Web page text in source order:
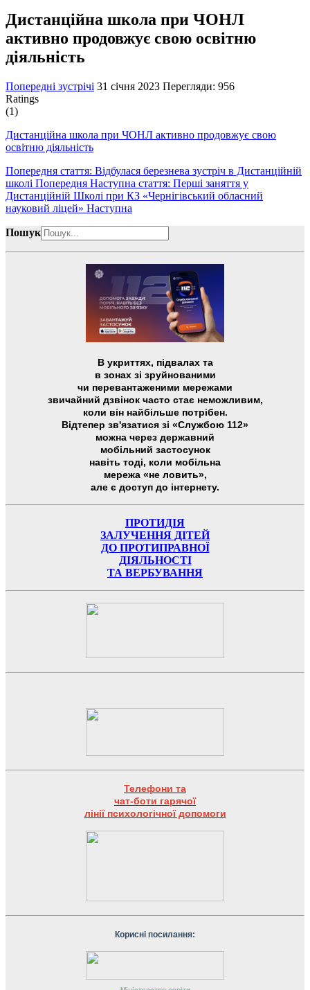
Дистанційна школа при ЧОНЛ
активно продовжує свою освітню
діяльність
Попередні зустрічі 31 січня 2023 Перегляди: 956
Ratings
(1)
Дистанційна школа при ЧОНЛ активно продовжує свою
освітню діяльність
Попередня стаття: Відбулася березнева зустріч в Дистанційній
школі Попередня Наступна стаття: Перші заняття у
Дистанційній Школі при КЗ «Чернігівський обласний
науковий ліцей» Наступна
Пошук
В укриттях, підвалах та
в зонах зі зруйнованими
чи перевантаженими мережами
звичайний дзвінок часто стає неможливим,
коли він найбільше потрібен.
Відтепер зв'язатися зі «Службою 112»
можна через державний
мобільний застосунок
навіть тоді, коли мобільна
мережа «не ловить»,
але є доступ до інтернету.
ПРОТИДІЯ
ЗАЛУЧЕННЯ ДІТЕЙ
ДО ПРОТИПРАВНОЇ
ДІЯЛЬНОСТІ
ТА ВЕРБУВАННЯ
Телефони та
чат-боти гарячої
лінії психологічної допомоги
Корисні посилання: